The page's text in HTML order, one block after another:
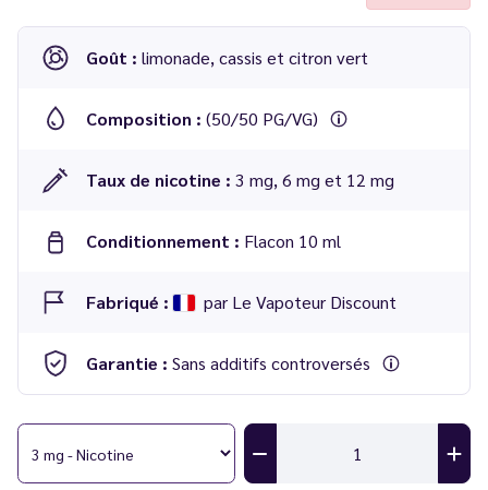
Goût : limonade, cassis et citron vert
Composition : (50/50 PG/VG)
Taux de nicotine : 3 mg, 6 mg et 12 mg
Conditionnement : Flacon 10 ml
Fabriqué : par Le Vapoteur Discount
Garantie : Sans additifs controversés